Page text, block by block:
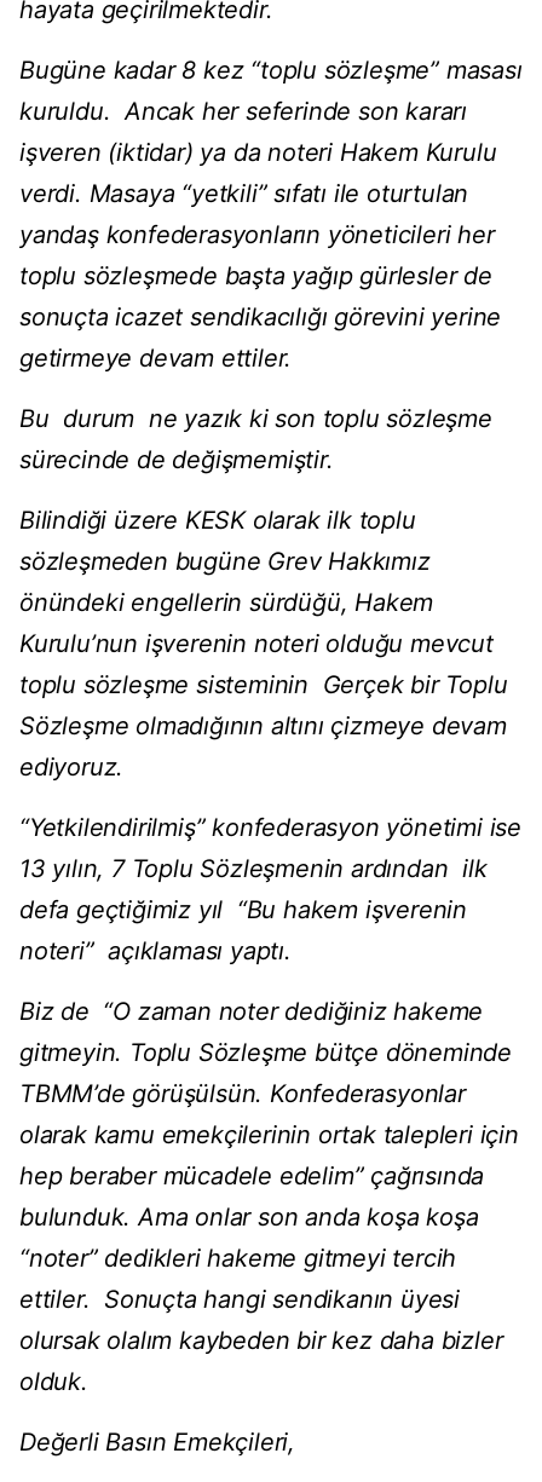
hayata geçirilmektedir.
Bugüne kadar 8 kez “toplu sözleşme” masası
kuruldu. Ancak her seferinde son kararı
işveren (iktidar) ya da noteri Hakem Kurulu
verdi. Masaya “yetkili” sıfatı ile oturtulan
yandaş konfederasyonların yöneticileri her
toplu sözleşmede başta yağıp gürlesler de
sonuçta icazet sendikacılığı görevini yerine
getirmeye devam ettiler.
Bu durum ne yazık ki son toplu sözleşme
sürecinde de değişmemiştir.
Bilindiği üzere KESK olarak ilk toplu
sözleşmeden bugüne Grev Hakkımız
önündeki engellerin sürdüğü, Hakem
Kurulu’nun işverenin noteri olduğu mevcut
toplu sözleşme sisteminin Gerçek bir Toplu
Sözleşme olmadığının altını çizmeye devam
ediyoruz.
“Yetkilendirilmiş” konfederasyon yönetimi ise
13 yılın, 7 Toplu Sözleşmenin ardından ilk
defa geçtiğimiz yıl “Bu hakem işverenin
noteri” açıklaması yaptı.
Biz de “O zaman noter dediğiniz hakeme
gitmeyin. Toplu Sözleşme bütçe döneminde
TBMM’de görüşülsün. Konfederasyonlar
olarak kamu emekçilerinin ortak talepleri için
hep beraber mücadele edelim” çağrısında
bulunduk. Ama onlar son anda koşa koşa
“noter” dedikleri hakeme gitmeyi tercih
ettiler. Sonuçta hangi sendikanın üyesi
olursak olalım kaybeden bir kez daha bizler
olduk.
Değerli Basın Emekçileri,